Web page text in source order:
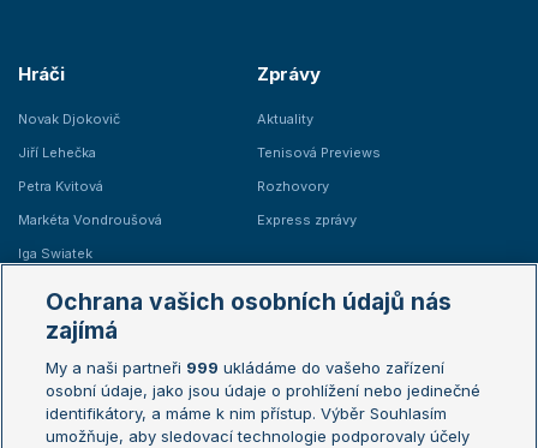
Hráči
Novak Djokovič
Jiří Lehečka
Petra Kvitová
Markéta Vondroušová
Iga Swiatek
Zprávy
Aktuality
Tenisová Previews
Rozhovory
Express zprávy
Žebříčky
Žebříček ATP (muži)
Žebříček WTA (ženy)
Sázkařský žebříček
Australian Open
French Open
Wimbledon
Ochrana vašich osobních údajů nás
zajímá
My a naši partneři 999 ukládáme do vašeho zařízení
osobní údaje, jako jsou údaje o prohlížení nebo jedinečné
identifikátory, a máme k nim přístup. Výběr Souhlasím
umožňuje, aby sledovací technologie podporovaly účely